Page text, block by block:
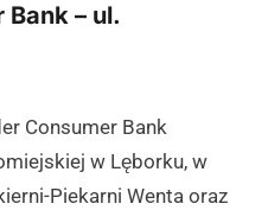
– ul.
Consumer Bank
w Lęborku, w
Piekarni Wenta oraz